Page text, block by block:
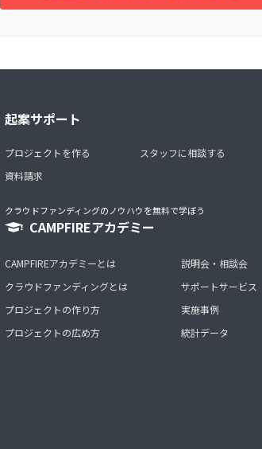
起案サポート
プロジェクトを作る
資料請求
スタッフに相談する
クラウドファンディングのノウハウを無料で学ぼう
CAMPFIREアカデミー
CAMPFIREアカデミーとは
クラウドファンディングとは
プロジェクトの作り方
プロジェクトの広め方
説明会・相談会
サポートサービス
実施事例
統計データ